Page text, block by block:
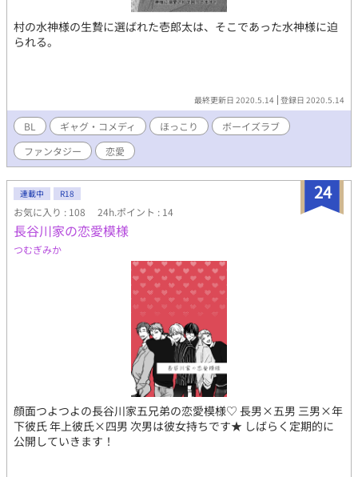
村の水神様の生贄に選ばれた壱郎太は、そこであった水神様に迫
られる。
最終更新日 2020.5.14 登録日 2020.5.14
BL ギャグ・コメディ ほっこり
ボーイズラブ
ファンタジー
恋愛
24
連載中 R18
お気に入り : 108 24h.ポイント : 14
長谷川家の恋愛模様
つむぎみか
顔面つよつよの長谷川家五兄弟の恋愛模様♡ 長男×五男 三男×年
下彼氏 年上彼氏×四男 次男は彼女持ちです★ しばらく定期的に
公開していきます！